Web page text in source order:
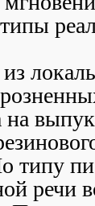
на
типу
речи